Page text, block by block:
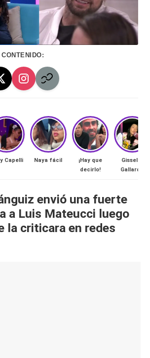
Capelli Naya fácil
¡Hay que
decirlo!
Gissella
Gallardo
envió una fuerte
a Luis Mateucci luego
la criticara en redes